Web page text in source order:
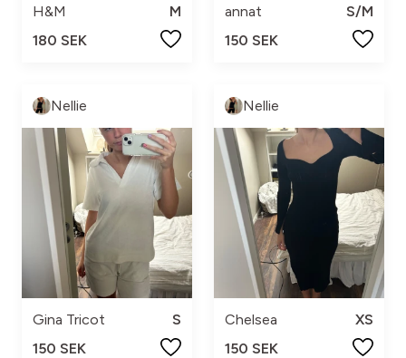
H&M
M
180 SEK
annat
S/M
150 SEK
Nellie
Gina Tricot
S
150 SEK
Nellie
Chelsea
XS
150 SEK